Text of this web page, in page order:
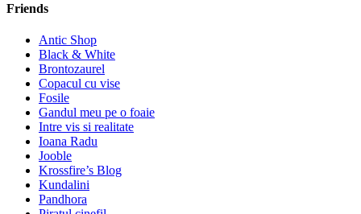
Friends
Antic Shop
Black & White
Brontozaurel
Copacul cu vise
Fosile
Gandul meu pe o foaie
Intre vis si realitate
Ioana Radu
Jooble
Krossfire’s Blog
Kundalini
Pandhora